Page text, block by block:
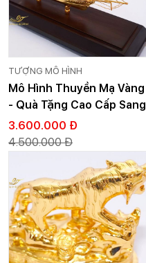
TƯỢNG MÔ HÌNH
Mô Hình Thuyền Mạ Vàng
- Quà Tặng Cao Cấp Sang
Trọng
3.600.000 Đ
4.500.000 Đ